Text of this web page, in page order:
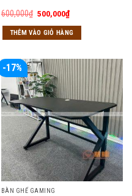
600,000₫ Giá
là:
600,000₫.
500,000₫Giá
hiện
tại
là:
THÊM VÀO GIỎ HÀNG
-17%
BÀN GHẾ GAMING